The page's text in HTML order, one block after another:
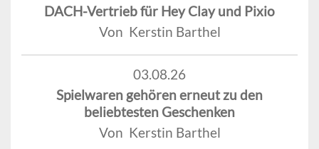
DACH-Vertrieb für Hey Clay und Pixio
Von Kerstin Barthel
03.08.26
Spielwaren gehören erneut zu den
beliebtesten Geschenken
Von Kerstin Barthel